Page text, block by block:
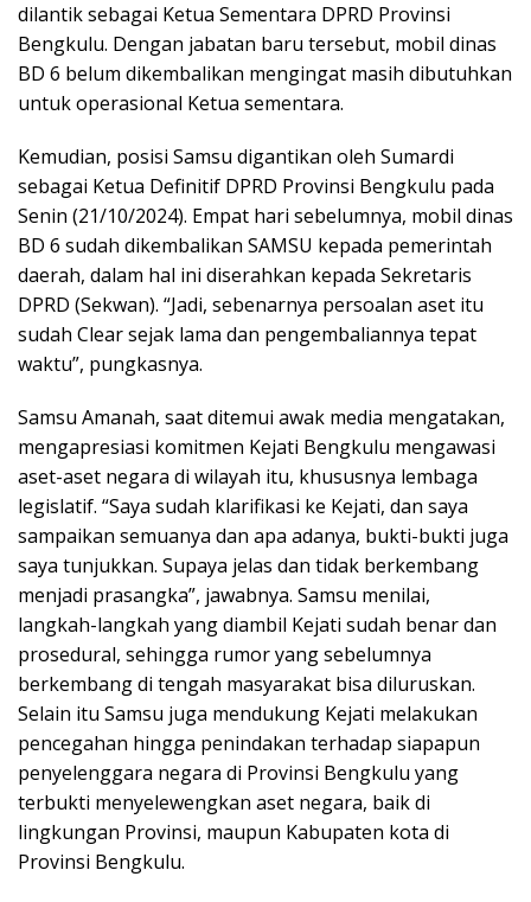
dilantik sebagai Ketua Sementara DPRD Provinsi
Bengkulu. Dengan jabatan baru tersebut, mobil dinas
BD 6 belum dikembalikan mengingat masih dibutuhkan
untuk operasional Ketua sementara.
Kemudian, posisi Samsu digantikan oleh Sumardi
sebagai Ketua Definitif DPRD Provinsi Bengkulu pada
Senin (21/10/2024). Empat hari sebelumnya, mobil dinas
BD 6 sudah dikembalikan SAMSU kepada pemerintah
daerah, dalam hal ini diserahkan kepada Sekretaris
DPRD (Sekwan). “Jadi, sebenarnya persoalan aset itu
sudah Clear sejak lama dan pengembaliannya tepat
waktu”, pungkasnya.
Samsu Amanah, saat ditemui awak media mengatakan,
mengapresiasi komitmen Kejati Bengkulu mengawasi
aset-aset negara di wilayah itu, khususnya lembaga
legislatif. “Saya sudah klarifikasi ke Kejati, dan saya
sampaikan semuanya dan apa adanya, bukti-bukti juga
saya tunjukkan. Supaya jelas dan tidak berkembang
menjadi prasangka”, jawabnya. Samsu menilai,
langkah-langkah yang diambil Kejati sudah benar dan
prosedural, sehingga rumor yang sebelumnya
berkembang di tengah masyarakat bisa diluruskan.
Selain itu Samsu juga mendukung Kejati melakukan
pencegahan hingga penindakan terhadap siapapun
penyelenggara negara di Provinsi Bengkulu yang
terbukti menyelewengkan aset negara, baik di
lingkungan Provinsi, maupun Kabupaten kota di
Provinsi Bengkulu.